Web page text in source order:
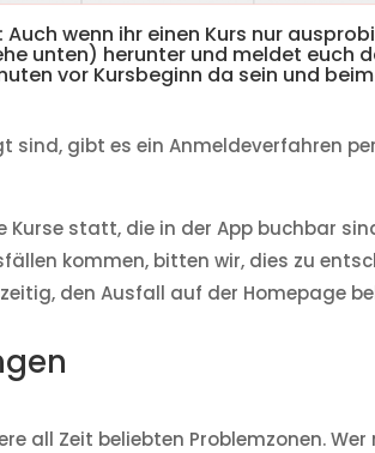
Auch wenn ihr einen Kurs nur
unten) herunter und meldet euch
vor Kursbeginn da sein und
sind, gibt es ein Anmeldeverfahren
statt, die in der App buchbar
kommen, bitten wir, dies zu
den Ausfall auf der Homepage
all Zeit beliebten Problemzonen.